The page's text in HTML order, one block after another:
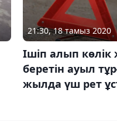
21:30, 18 тамыз 2020
Ішіп алып көлік
беретін ауыл
жылда үш рет